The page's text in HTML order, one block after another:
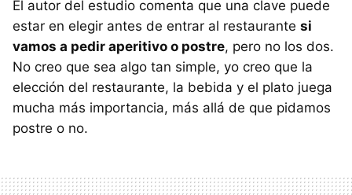
El autor del estudio comenta que una clave puede
estar en elegir antes de entrar al restaurante si
vamos a pedir aperitivo o postre, pero no los dos.
No creo que sea algo tan simple, yo creo que la
elección del restaurante, la bebida y el plato juega
mucha más importancia, más allá de que pidamos
postre o no.